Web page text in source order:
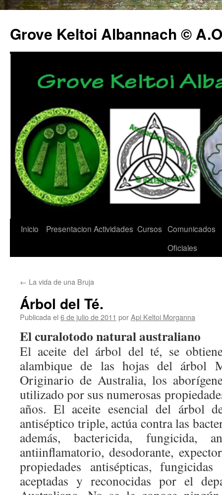
Grove Keltoi Albannach ©
Saltar
Inicio Presentacion Actividades Cursos Comunicados
Oficiales
← La vida de una Bruja
Árbol del Té.
Publicada el 6 de julio de 2011 porApi Keltoi Morganna
El curalotodo natural australiano
El aceite del árbol del té, se
alambique de las hojas del árbol
Originario de Australia, los
utilizado por sus numerosas
años. El aceite esencial del árbol
antiséptico triple, actúa contra las
además, bactericida, fungicida,
antiinflamatorio, desodorante,
propiedades antisépticas,
aceptadas y reconocidas por el